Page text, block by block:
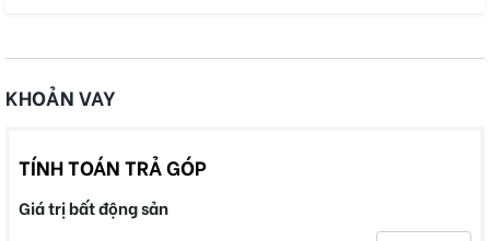
KHOẢN VAY
TÍNH TOÁN TRẢ GÓP
Giá trị bất động sản